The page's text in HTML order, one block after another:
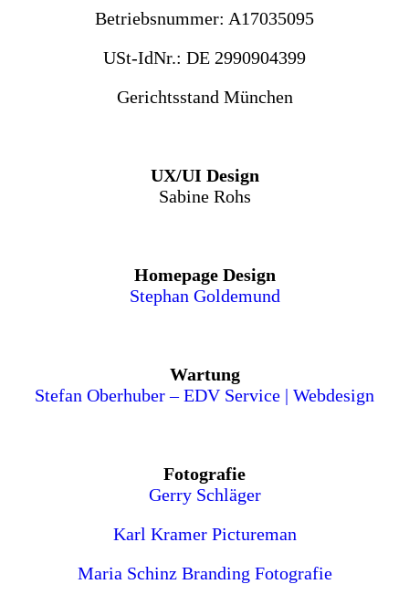
Betriebsnummer: A17035095
USt-IdNr.: DE 2990904399
Gerichtsstand München
UX/UI Design
Sabine Rohs
Homepage Design
Stephan Goldemund
Wartung
Stefan Oberhuber – EDV Service | Webdesign
Fotografie
Gerry Schläger
Karl Kramer Pictureman
Maria Schinz Branding Fotografie